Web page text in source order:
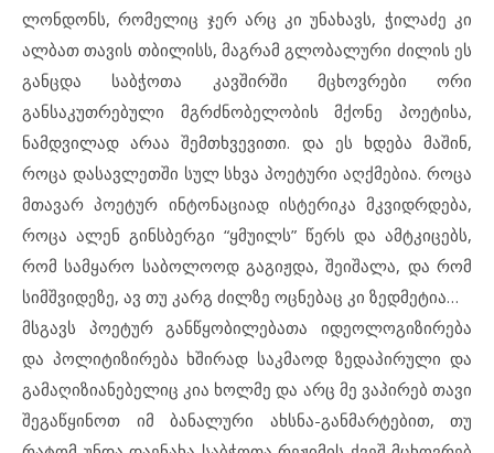
ლონდონს, რომელიც ჯერ არც კი უნახავს, ჭილაძე კი
ალბათ თავის თბილისს, მაგრამ გლობალური ძილის ეს
განცდა საბჭოთა კავშირში მცხოვრები ორი
განსაკუთრებული მგრძნობელობის მქონე პოეტისა,
ნამდვილად არაა შემთხვევითი. და ეს ხდება მაშინ,
როცა დასავლეთში სულ სხვა პოეტური აღქმებია. როცა
მთავარ პოეტურ ინტონაციად ისტერიკა მკვიდრდება,
როცა ალენ გინსბერგი “ყმუილს” წერს და ამტკიცებს,
რომ სამყარო საბოლოოდ გაგიჟდა, შეიშალა, და რომ
სიმშვიდეზე, ავ თუ კარგ ძილზე ოცნებაც კი ზედმეტია…
მსგავს პოეტურ განწყობილებათა იდეოლოგიზირება
და პოლიტიზირება ხშირად საკმაოდ ზედაპირული და
გამაღიზიანებელიც კია ხოლმე და არც მე ვაპირებ თავი
შეგაწყინოთ იმ ბანალური ახსნა-განმარტებით, თუ